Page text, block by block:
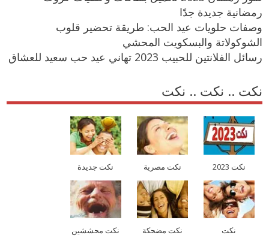
رمضانية جديدة جدًا
وصفات حلويات عيد الحب: طريقة تحضير قلوب
الشوكولاتة والبسكويت المحشي
رسائل الفلانتين للحبيب 2023 تهاني عيد حب سعيد للعشاق
نكت .. نكت .. نكت
نكت 2023 نكت مصرية نكت جديدة
نكت نكت مضحكة نكت محششين